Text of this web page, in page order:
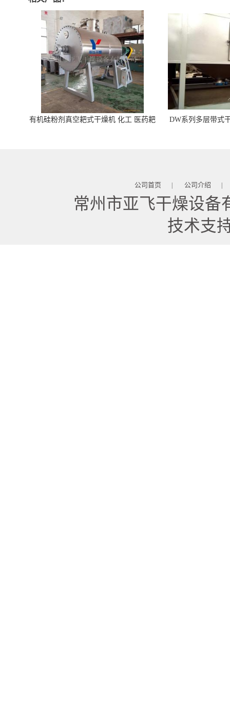
有机硅粉剂真空耙式干燥机 化工 医药耙
DW系列多层带式
公司首页 | 公司介绍 |
常州市亚飞干燥设备
技术支